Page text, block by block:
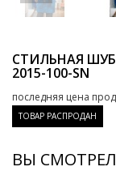
СТИЛЬНАЯ
2015-100-SN
последняя цена
ТОВАР РАСПРОДАН
ВЫ